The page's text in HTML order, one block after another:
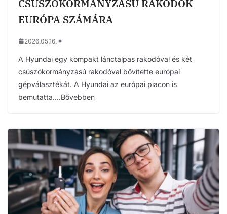
CSÚSZÓKORMÁNYZÁSÚ RAKODÓK
EURÓPA SZÁMÁRA
2026.05.16.
A Hyundai egy kompakt lánctalpas rakodóval és két
csúszókormányzású rakodóval bővítette európai
gépválasztékát. A Hyundai az európai piacon is
bemutatta….Bővebben